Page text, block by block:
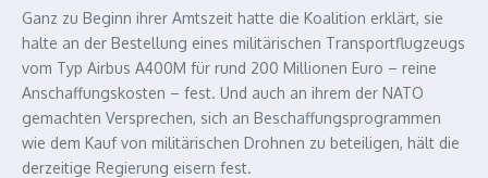
Ganz zu Beginn ihrer Amtszeit hatte die Koalition erklärt, sie
halte an der Bestellung eines militärischen Transportflugzeugs
vom Typ Airbus A400M für rund 200 Millionen Euro – reine
Anschaffungskosten – fest. Und auch an ihrem der NATO
gemachten Versprechen, sich an Beschaffungsprogrammen
wie dem Kauf von militärischen Drohnen zu beteiligen, hält die
derzeitige Regierung eisern fest.